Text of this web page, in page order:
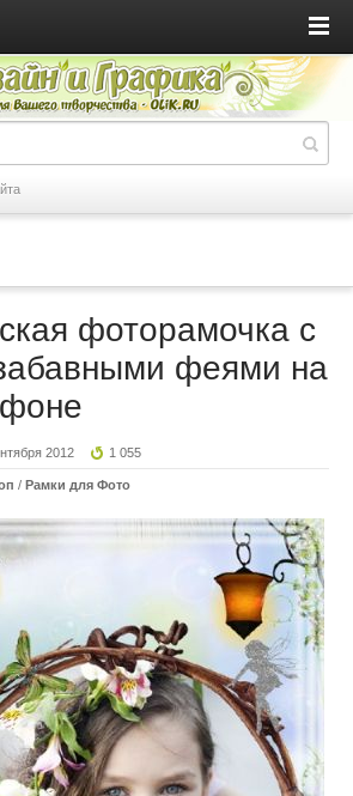
фоторамочка с
феями на
2012 1 055
/ Рамки для Фото